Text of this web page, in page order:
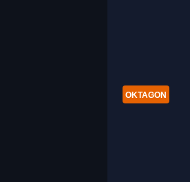
OKTAGON